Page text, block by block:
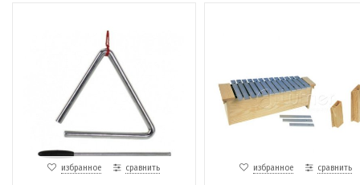
избранное сравнить избранное сравнить